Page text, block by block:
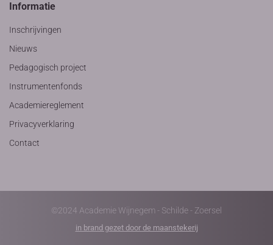
Informatie
Inschrijvingen
Nieuws
Pedagogisch project
Instrumentenfonds
Academiereglement
Privacyverklaring
Contact
©2024 Academie Wijnegem - Schilde - Zoersel
in brand gezet door de maanstekerij